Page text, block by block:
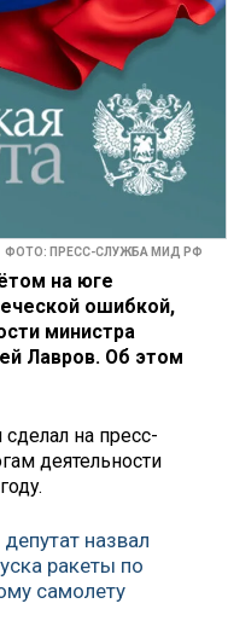
ФОТО: ПРЕСС-СЛУЖБА МИД РФ
на юге
ошибкой,
министра
Лавров. Об этом
на пресс-
деятельности
назвал
ракеты по
самолету